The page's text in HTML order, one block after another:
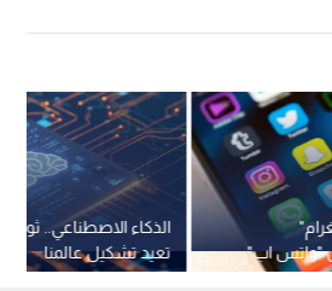
الذكاء الاصطناعي.. ثورة
تعيد تشكيل عالمنا
"واتس اب"